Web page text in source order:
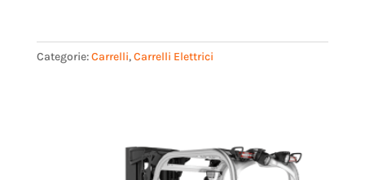
Categorie:Carrelli,Carrelli Elettrici